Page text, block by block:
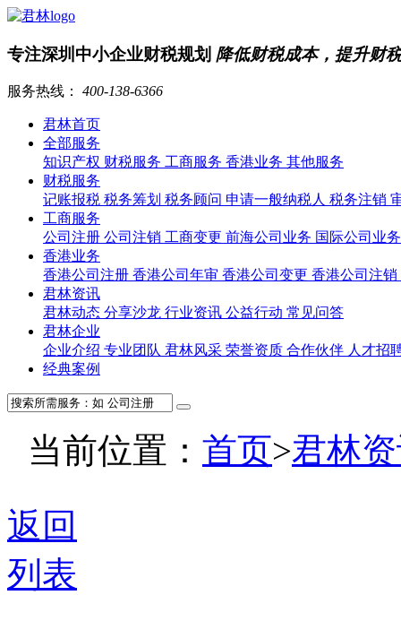
专注深圳中小企业财税规划 降低财税成本，提升财
服务热线： 400-138-6366
君林首页
全部服务
知识产权 财税服务 工商服务 香港业务 其他服务
财税服务
记账报税 税务筹划 税务顾问 申请一般纳税人 税务注销
工商服务
公司注册 公司注销 工商变更 前海公司业务 国际公司业
香港业务
香港公司注册 香港公司年审 香港公司变更 香港公司注销
君林资讯
君林动态 分享沙龙 行业资讯 公益行动 常见问答
君林企业
企业介绍 专业团队 君林风采 荣誉资质 合作伙伴 人才招
经典案例
当前位置： 首页>君林
返回
列表